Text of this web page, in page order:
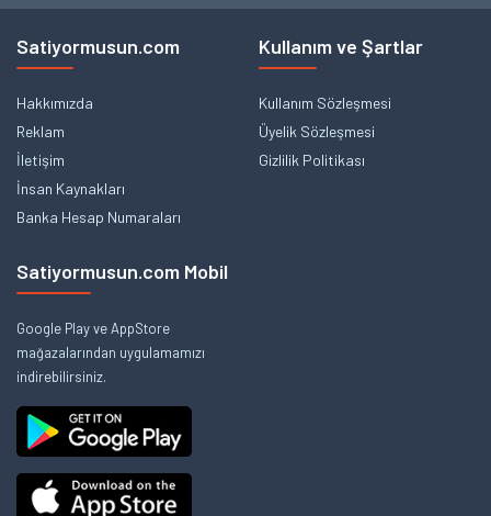
Satiyormusun.com
Hakkımızda
Reklam
İletişim
İnsan Kaynakları
Banka Hesap Numaraları
Kullanım ve Şartlar
Kullanım Sözleşmesi
Üyelik Sözleşmesi
Gizlilik Politikası
Satiyormusun.com Mobil
Google Play ve AppStore
mağazalarından uygulamamızı
indirebilirsiniz.